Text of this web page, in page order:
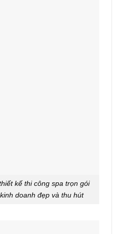
kế thi công spa trọn gói
doanh đẹp và thu hút